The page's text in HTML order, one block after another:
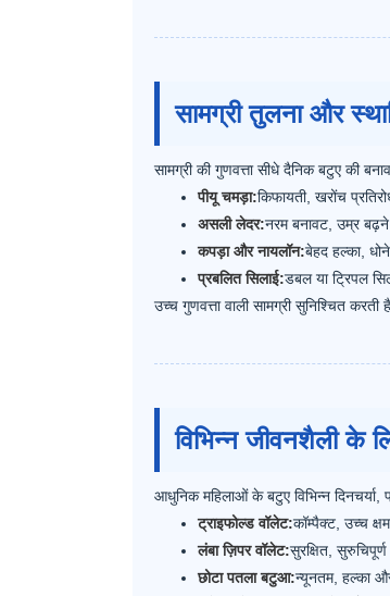
सामग्री तुलना और
सामग्री की गुणवत्ता सीधे दैनिक बटुए की
पीयू चमड़ा:किफायती, खरोंच
असली लेदर:नरम बनावट, उम्र
कपड़ा और नायलॉन:बेहद हल्का,
प्रबलित सिलाई:डबल या ट्रिपल
उच्च गुणवत्ता वाली सामग्री सुनिश्चित
विभिन्न जीवनशैली के
आधुनिक महिलाओं के बटुए विभिन्न
ट्राइफोल्ड वॉलेट:कॉम्पैक्ट, उच्च
लंबा ज़िपर वॉलेट:सुरक्षित,
छोटा पतला बटुआ:न्यूनतम, हल्का